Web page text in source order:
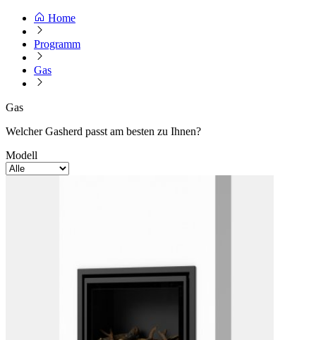
Home
Programm
Gas
Gas
Welcher Gasherd passt am besten zu Ihnen?
Modell